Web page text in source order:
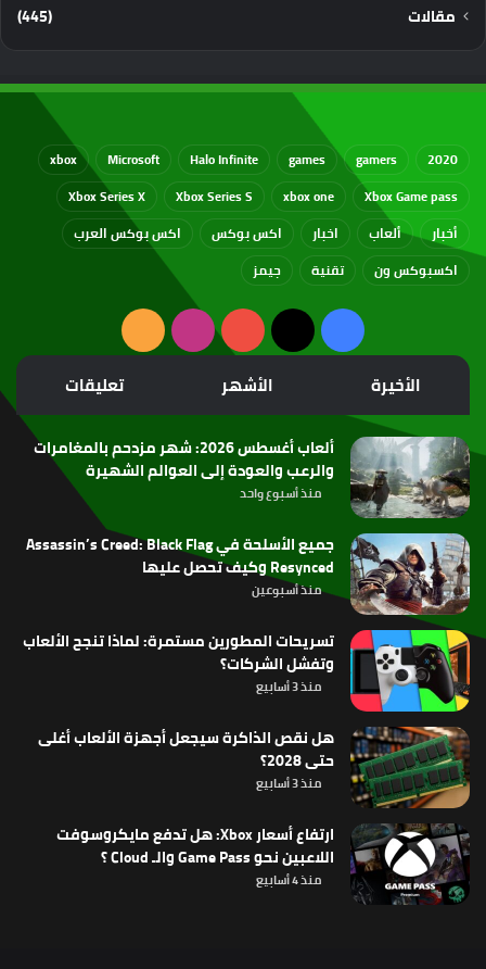
مقالات
(445)
2020
gamers
games
Halo Infinite
Microsoft
xbox
Xbox Game pass
xbox one
Xbox Series S
Xbox Series X
أخبار
ألعاب اخبار اكس بوكس
اكس بوكس العرب
اكسبوكس ون
تقنية جيمز
فيسبوك
‫X
‫YouTubeانستقرامملخص
الموقع
RSS
الأخيرة الأشهر تعليقات
ألعاب أغسطس 2026: شهر مزدحم بالمغامرات
والرعب والعودة إلى العوالم الشهيرة
منذ أسبوع واحد
جميع الأسلحة في Assassin’s Creed: Black Flag
Resynced وكيف تحصل عليها
منذ أسبوعين
تسريحات المطورين مستمرة: لماذا تنجح الألعاب
وتفشل الشركات؟
منذ 3 أسابيع
هل نقص الذاكرة سيجعل أجهزة الألعاب أغلى
حتى 2028؟
منذ 3 أسابيع
ارتفاع أسعار Xbox: هل تدفع مايكروسوفت
اللاعبين نحو Game Pass والـ Cloud ؟
منذ 4 أسابيع